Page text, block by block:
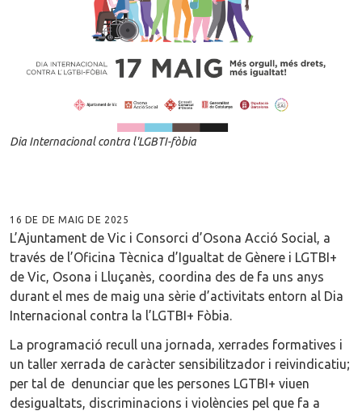
Dia Internacional contra l'LGBTI-fòbia
16 DE DE MAIG DE 2025
L’Ajuntament de Vic i Consorci d’Osona Acció Social, a
través de l’Oficina Tècnica d’Igualtat de Gènere i LGTBI+
de Vic, Osona i Lluçanès, coordina des de fa uns anys
durant el mes de maig una sèrie d’activitats entorn al Dia
Internacional contra la l’LGTBI+ Fòbia.
La programació recull una jornada, xerrades formatives i
un taller xerrada de caràcter sensibilitzador i reivindicatiu;
per tal de denunciar que les persones LGTBI+ viuen
desigualtats, discriminacions i violències pel que fa a